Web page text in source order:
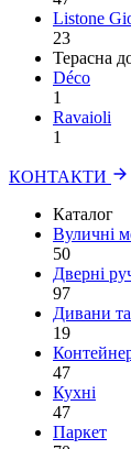
Listone
23
Терасна
Déco
1
Ravaioli
1
КОНТАКТИ
Каталог
Вуличні
50
Дверні
97
Дивани та
19
47
Кухні
47
Паркет